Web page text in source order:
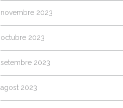
novembre 2023
octubre 2023
setembre 2023
agost 2023